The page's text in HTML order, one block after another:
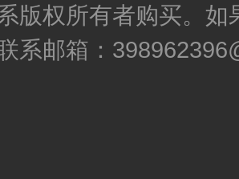
版权所有者购买。
系邮箱：